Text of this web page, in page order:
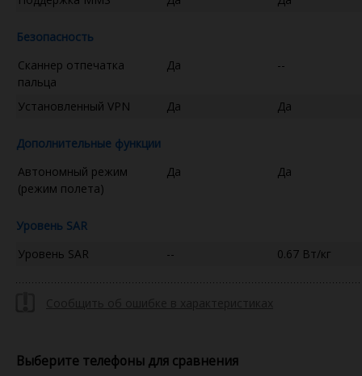
Безопасность
Сканнер отпечатка
пальца
Да --
Установленный VPN Да Да
Дополнительные функции
Автономный режим
(режим полета)
Да Да
Уровень SAR
Уровень SAR
-- 0.67 Вт/кг
Выберите телефоны для сравнения